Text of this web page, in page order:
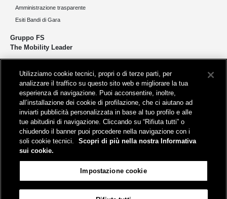
Amministrazione trasparente
Esiti Bandi di Gara
Gruppo FS
The Mobility Leader
persone e merci. Accorciamo le distanze per lo sviluppo e la crescita
del nostro Paese.
Sede legale
Utilizziamo cookie tecnici, propri o di terze parti, per
analizzare il traffico su questo sito web e migliorare la tua
esperienza di navigazione. Puoi acconsentire, inoltre,
all’installazione dei cookie di profilazione, che ci aiutano ad
inviarti pubblicità personalizzata in base al tuo profilo e alle
tue abitudini di navigazione. Cliccando su “Rifiuta tutti” o
chiudendo il banner puoi procedere nella navigazione con i
soli cookie tecnici.
Scopri di più nella nostra Informativa
sui cookie.
Impostazione cookie